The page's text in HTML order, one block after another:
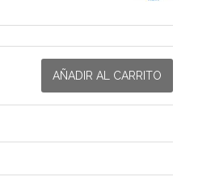
AÑADIR AL CARRITO